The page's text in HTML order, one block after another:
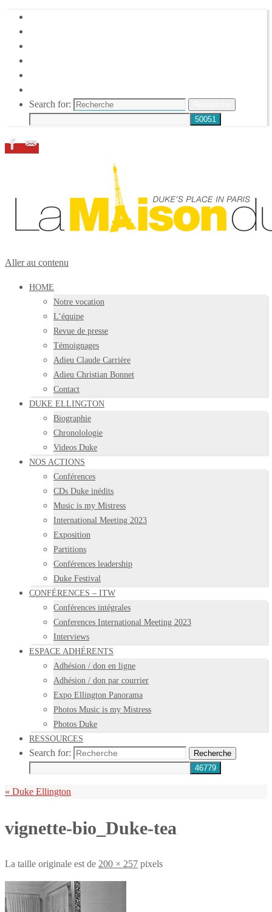
Search for:
Aller au contenu
HOME
Notre vocation
L’équipe
Revue de presse
Témoignages
Adieu Claude Carrière
Adieu Christian Bonnet
Contact
DUKE ELLINGTON
Biographie
Chronolologie
Videos Duke
NOS ACTIONS
Conférences
CDs Duke inédits
Music is my Mistress
International Meeting 2023
Exposition
Partitions
Conférences leadership
Duke Festival
CONFÉRENCES – ITW
Conférences intégrales
Conferences International Meeting 2023
Interviews
ESPACE ADHÉRENTS
Adhésion / don en ligne
Adhésion / don par courrier
Expo Ellington Panorama
Photos Music is my Mistress
Photos Duke
RESSOURCES
Search for: Recherche
« Duke Ellington
vignette-bio_Duke-tea
La taille originale est de 200 × 257 pixels